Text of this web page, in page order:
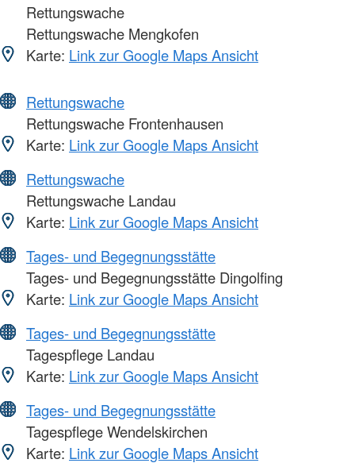
Rettungswache
Rettungswache Mengkofen
Karte: Link zur Google Maps Ansicht
Rettungswache
Rettungswache Frontenhausen
Karte: Link zur Google Maps Ansicht
Rettungswache
Rettungswache Landau
Karte: Link zur Google Maps Ansicht
Tages- und Begegnungsstätte
Tages- und Begegnungsstätte Dingolfing
Karte: Link zur Google Maps Ansicht
Tages- und Begegnungsstätte
Tagespflege Landau
Karte: Link zur Google Maps Ansicht
Tages- und Begegnungsstätte
Tagespflege Wendelskirchen
Karte: Link zur Google Maps Ansicht